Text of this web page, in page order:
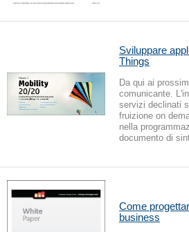
Sviluppare
Things
Da qui ai
comunicante.
servizi declinati
fruizione on
nella
documento di
Come
business